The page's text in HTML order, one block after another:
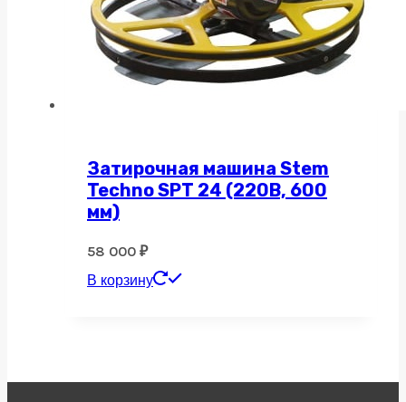
Затирочная машина Stem
Techno SPT 24 (220В, 600
мм)
58 000 ₽
В корзину